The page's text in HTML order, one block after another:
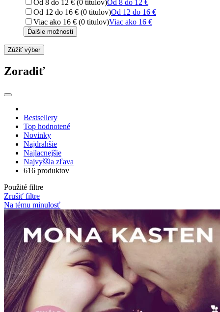
Od 8 do 12 € (0 titulov)Od 8 do 12 €
Od 12 do 16 € (0 titulov)Od 12 do 16 €
Viac ako 16 € (0 titulov)Viac ako 16 €
Ďalšie možnosti
Zúžiť výber
Zoradiť
Bestsellery
Top hodnotené
Novinky
Najdrahšie
Najlacnejšie
Najvyššia zľava
616 produktov
Použité filtre
Zrušiť filtre
Na tému minulosť